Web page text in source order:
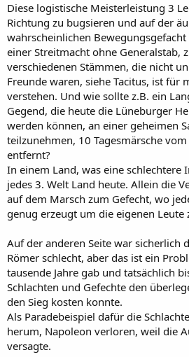
Diese logistische Meisterleistung 3
Richtung zu bugsieren und auf der
wahrscheinlichen
einer Streitmacht ohne Generalstab,
verschiedenen Stämmen, die nicht
Freunde waren, siehe Tacitus, ist für
verstehen. Und wie sollte z.B. ein
Gegend, die heute die Lüneburger
werden können, an einer geheimen
teilzunehmen, 10 Tagesmärsche
entfernt?
In einem Land, was eine schlechtere
jedes 3. Welt Land heute. Allein die
auf dem Marsch zum Gefecht, wo
genug erzeugt um die eigenen Leute
Auf der anderen Seite war sicherlich
Römer schlecht, aber das ist ein
tausende Jahre gab und tatsächlich
Schlachten und Gefechte den
den Sieg kosten konnte.
Als Paradebeispiel dafür die
herum, Napoleon verloren, weil die
versagte.